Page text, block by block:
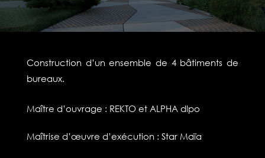
Construction d’un ensemble de 4 bâtiments de
bureaux.
Maître d’ouvrage : REKTO et ALPHA dlpo
Maîtrise d’œuvre d’exécution : Star Maïa